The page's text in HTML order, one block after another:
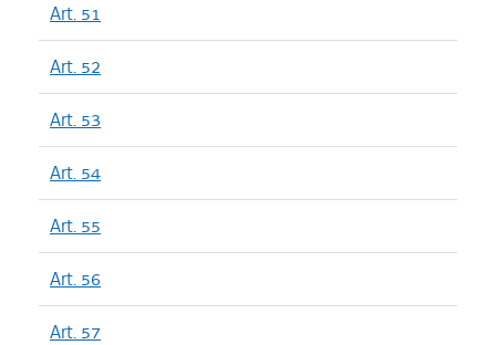
Art. 51
Art. 52
Art. 53
Art. 54
Art. 55
Art. 56
Art. 57